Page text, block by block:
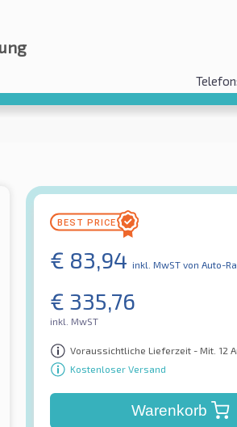
€ 83,94 inkl. MwST von Auto-
€ 335,76
inkl. MwST
Voraussichtliche Lieferzeit - Mit. 12
Kostenloser Versand
Warenkorb